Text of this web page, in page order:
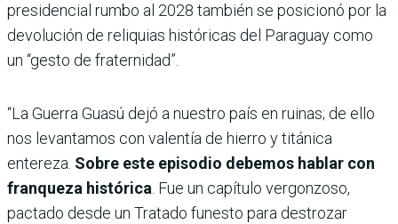
presidencial rumbo al 2028 también se posicionó por la
devolución de reliquias históricas del Paraguay como
un “gesto de fraternidad”.
“La Guerra Guasú dejó a nuestro país en ruinas; de ello
nos levantamos con valentía de hierro y titánica
entereza. Sobre este episodio debemos hablar con
franqueza histórica . Fue un capítulo vergonzoso,
pactado desde un Tratado funesto para destrozar